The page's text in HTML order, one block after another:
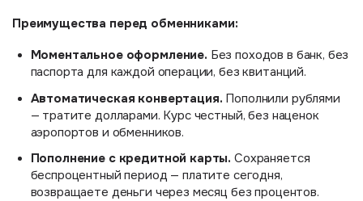
Преимущества перед обменниками:
Моментальное оформление. Без походов в банк, без
паспорта для каждой операции, без квитанций.
Автоматическая конвертация. Пополнили рублями
— тратите долларами. Курс честный, без наценок
аэропортов и обменников.
Пополнение с кредитной карты. Сохраняется
беспроцентный период — платите сегодня,
возвращаете деньги через месяц без процентов.